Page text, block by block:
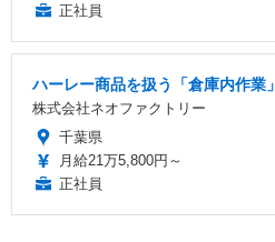
正社員
ハーレー商品を扱う「倉庫内作業」
株式会社ネオファクトリー
千葉県
月給21万5,800円～
正社員